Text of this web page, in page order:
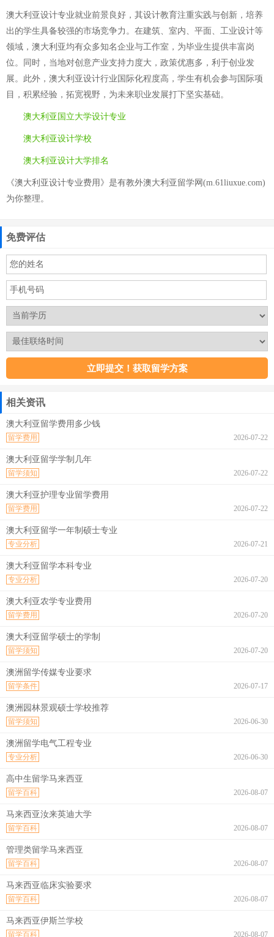
澳大利亚设计专业就业前景良好，其设计教育注重实践与创新，培养
出的学生具备较强的市场竞争力。在建筑、室内、平面、工业设计等
领域，澳大利亚均有众多知名企业与工作室，为毕业生提供丰富岗
位。同时，当地对创意产业支持力度大，政策优惠多，利于创业发
展。此外，澳大利亚设计行业国际化程度高，学生有机会参与国际项
目，积累经验，拓宽视野，为未来职业发展打下坚实基础。
澳大利亚国立大学设计专业
澳大利亚设计学校
澳大利亚设计大学排名
《澳大利亚设计专业费用》是有教外澳大利亚留学网(m.61liuxue.com)
为你整理。
免费评估
相关资讯
澳大利亚留学费用多少钱
2026-07-22
留学费用
澳大利亚留学学制几年
2026-07-22
留学须知
澳大利亚护理专业留学费用
2026-07-22
留学费用
澳大利亚留学一年制硕士专业
2026-07-21
专业分析
澳大利亚留学本科专业
2026-07-20
专业分析
澳大利亚农学专业费用
2026-07-20
留学费用
澳大利亚留学硕士的学制
2026-07-20
留学须知
澳洲留学传媒专业要求
2026-07-17
留学条件
澳洲园林景观硕士学校推荐
2026-06-30
留学须知
澳洲留学电气工程专业
2026-06-30
专业分析
高中生留学马来西亚
2026-08-07
留学百科
马来西亚汝来英迪大学
2026-08-07
留学百科
管理类留学马来西亚
2026-08-07
留学百科
马来西亚临床实验要求
2026-08-07
留学百科
马来西亚伊斯兰学校
2026-08-07
留学百科